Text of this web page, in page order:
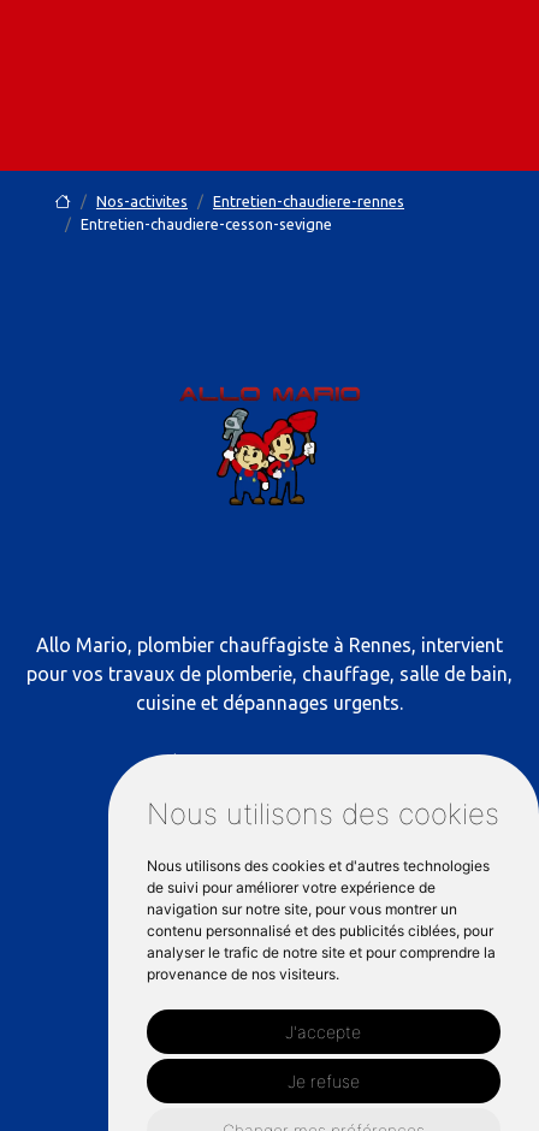
Nous utilisons des cookies
Nous utilisons des cookies et d'autres technologies
de suivi pour améliorer votre expérience de
navigation sur notre site, pour vous montrer un
contenu personnalisé et des publicités ciblées, pour
analyser le trafic de notre site et pour comprendre la
provenance de nos visiteurs.
J'accepte
Je refuse
Nos-activites
Entretien-chaudiere-rennes
Entretien-chaudiere-cesson-sevigne
Allo Mario, plombier chauffagiste à Rennes, intervient
pour vos travaux de plomberie, chauffage, salle de bain,
cuisine et dépannages urgents.
RÉSEAUX SOCIAUX
NOS COORDONNÉES
81 Mail François Mitterrand, 35000